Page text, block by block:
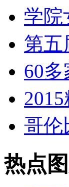
学院
第五
60
哥伦
热点